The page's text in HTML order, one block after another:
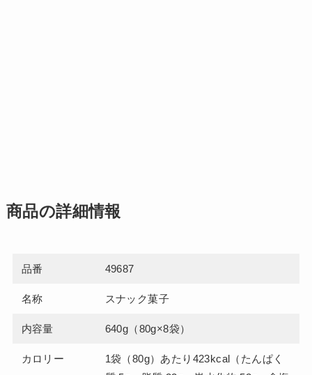
商品の詳細情報
品番 49687
名称 スナック菓子
内容量 640g（80g×8袋）
カロリー
1袋（80g）あたり423kcal（たんぱく